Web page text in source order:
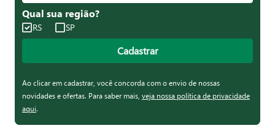
Qual sua região?
RS SP
Cadastrar
Ao clicar em cadastrar, você concorda com o envio de nossas
novidades e ofertas. Para saber mais, veja nossa política de privacidade
aqui.